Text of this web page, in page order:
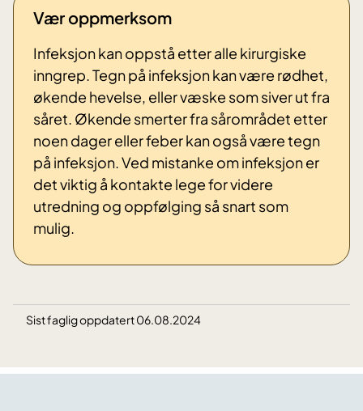
Vær oppmerksom
Infeksjon kan oppstå etter alle kirurgiske
inngrep. Tegn på infeksjon kan være rødhet,
økende hevelse, eller væske som siver ut fra
såret. Økende smerter fra sårområdet etter
noen dager eller feber kan også være tegn
på infeksjon. Ved mistanke om infeksjon er
det viktig å kontakte lege for videre
utredning og oppfølging så snart som
mulig.
Sist faglig oppdatert 06.08.2024